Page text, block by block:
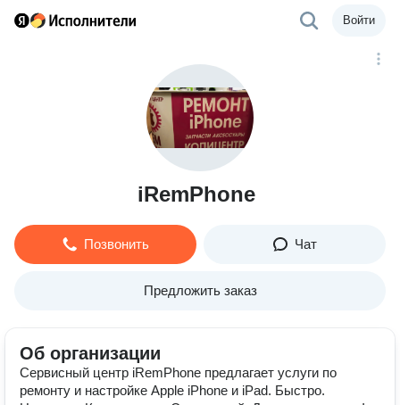
Войти
iRemPhone
Позвонить Чат
Предложить заказ
Об организации
Сервисный центр iRemPhone предлагает услуги по
ремонту и настройке Apple iPhone и iPad. Быстро.